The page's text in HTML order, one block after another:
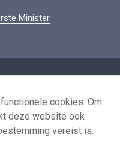
Minister
hergebruik
ons
cookies. Om
deze website ook
vereist is.